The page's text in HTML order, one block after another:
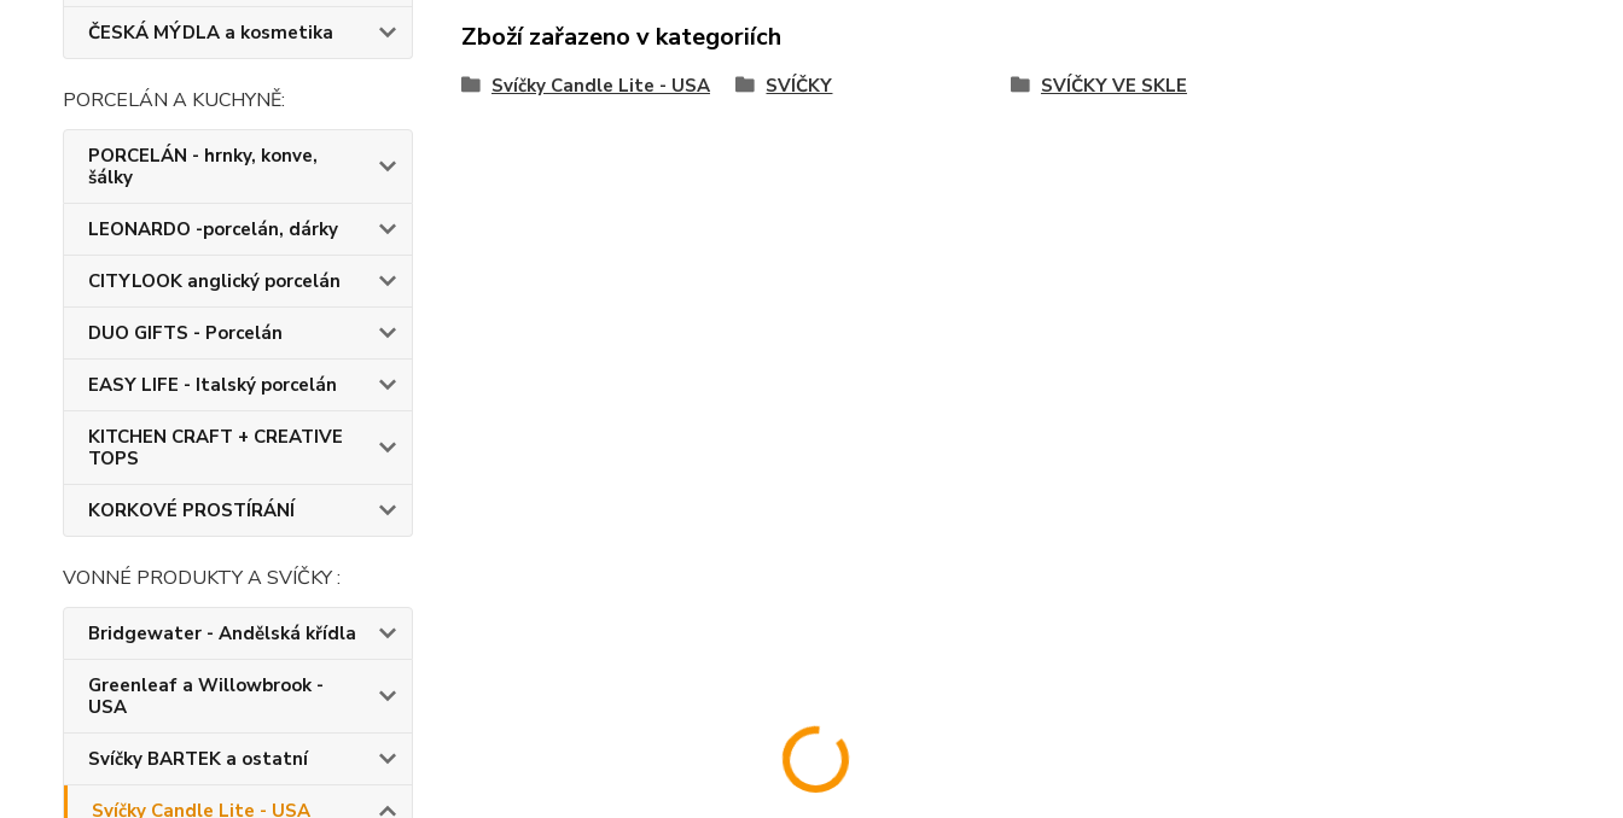
ČESKÁ MÝDLA a kosmetika
PORCELÁN A KUCHYNĚ:
PORCELÁN - hrnky, konve,
šálky
LEONARDO -porcelán, dárky
CITYLOOK anglický porcelán
DUO GIFTS - Porcelán
EASY LIFE - Italský porcelán
KITCHEN CRAFT + CREATIVE
TOPS
KORKOVÉ PROSTÍRÁNÍ
VONNÉ PRODUKTY A SVÍČKY :
Bridgewater - Andělská křídla
Greenleaf a Willowbrook -
USA
Svíčky BARTEK a ostatní
Svíčky Candle Lite - USA
Zboží zařazeno v kategoriích
Svíčky Candle Lite - USA SVÍČKY SVÍČKY VE SKLE